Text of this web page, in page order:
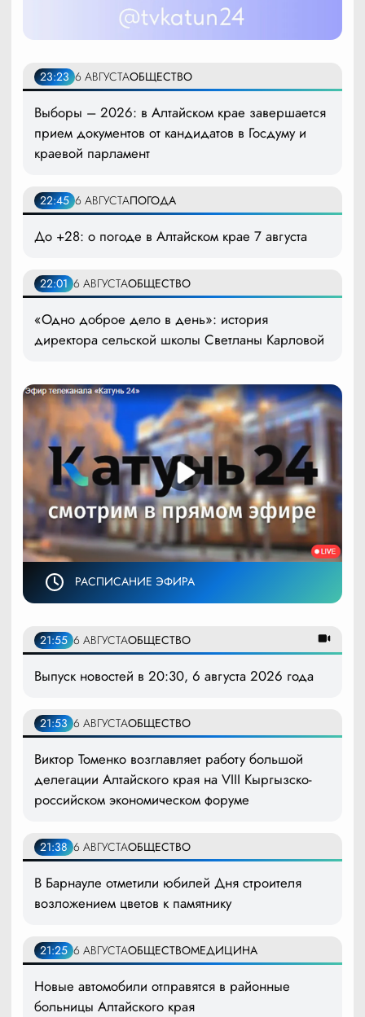
23:23 6 АВГУСТАОБЩЕСТВО
Выборы – 2026: в Алтайском крае завершается
прием документов от кандидатов в Госдуму и
краевой парламент
22:45 6 АВГУСТАПОГОДА
До +28: о погоде в Алтайском крае 7 августа
22:01 6 АВГУСТАОБЩЕСТВО
«Одно доброе дело в день»: история
директора сельской школы Светланы Карловой
РАСПИСАНИЕ ЭФИРА
21:55 6 АВГУСТАОБЩЕСТВО
Выпуск новостей в 20:30, 6 августа 2026 года
21:53 6 АВГУСТАОБЩЕСТВО
Виктор Томенко возглавляет работу большой
делегации Алтайского края на VIII Кыргызско-
российском экономическом форуме
21:38 6 АВГУСТАОБЩЕСТВО
В Барнауле отметили юбилей Дня строителя
возложением цветов к памятнику
21:25 6 АВГУСТАОБЩЕСТВОМЕДИЦИНА
Новые автомобили отправятся в районные
больницы Алтайского края